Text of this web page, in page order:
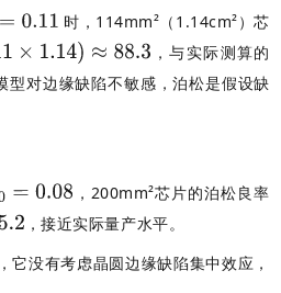
时，114mm²（1.14cm²）芯
，与实际测算的
型对边缘缺陷不敏感，泊松是假设缺
，200mm²芯片的泊松良率
，接近实际量产水平。
它没有考虑晶圆边缘缺陷集中效应，